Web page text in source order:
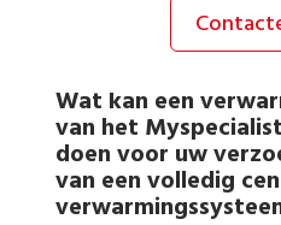
Wat kan een
van het
doen voor uw
van een volledig